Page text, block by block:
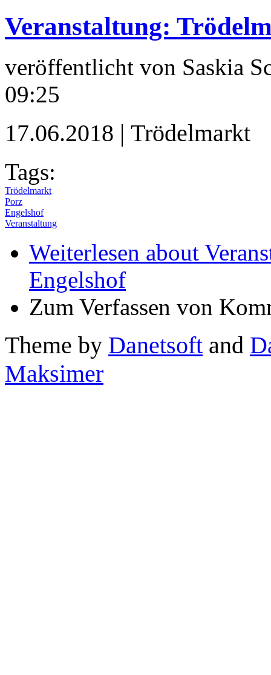
Veranstaltung:
veröffentlicht von Saskia
09:25
17.06.2018 | Trödelmarkt
Tags:
Trödelmarkt
Porz
Engelshof
Veranstaltung
Weiterlesen about
Engelshof
Zum Verfassen von
Theme by Danetsoft and
Maksimer